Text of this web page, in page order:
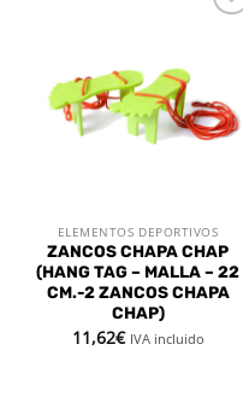
ELEMENTOS DEPORTIVOS
ZANCOS CHAPA CHAP
(HANG TAG – MALLA – 22
CM.-2 ZANCOS CHAPA
CHAP)
11,62€ IVA incluido